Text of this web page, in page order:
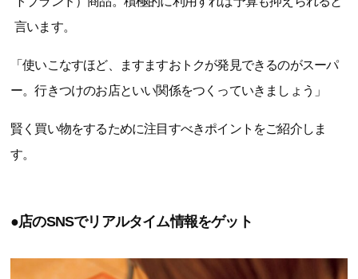
言います。
「使いこなすほど、ますますおトクが発見できるのがスーパ
ー。行きつけのお店といい関係をつくっていきましょう」
賢く買い物をするために注目すべきポイントをご紹介しま
す。
●店のSNSでリアルタイム情報をゲット